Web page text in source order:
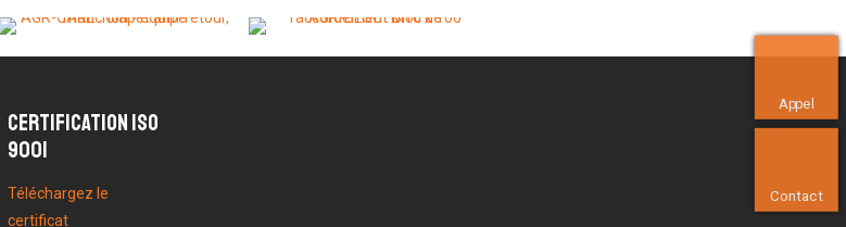
Certification ISO
9001
Téléchargez le
certificat
Appel
Contact